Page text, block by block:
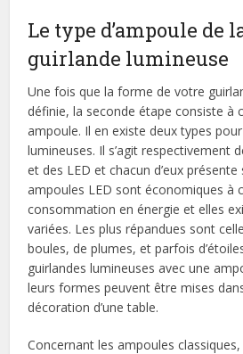
Le type d’ampoule de
guirlande lumineuse
Une fois que la forme de votre
définie, la seconde étape consiste à
ampoule. Il en existe deux types
lumineuses. Il s’agit respectivement
et des LED et chacun d’eux
ampoules LED sont économiques à
consommation en énergie et elles
variées. Les plus répandues sont
boules, de plumes, et parfois
guirlandes lumineuses avec une
leurs formes peuvent être mises
décoration d’une table.
Concernant les ampoules